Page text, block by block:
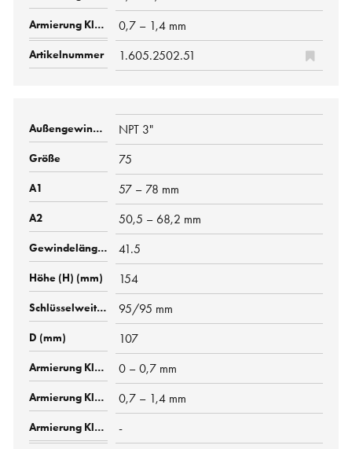
0,7 – 1,4 mm
1.605.2502.51
NPT 3"
75
57 – 78 mm
50,5 – 68,2 mm
41.5
154
95/95 mm
107
0 – 0,7 mm
0,7 – 1,4 mm
-